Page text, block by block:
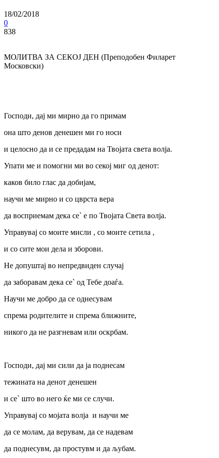
18/02/2018
0
838
МОЛИТВА ЗА СЕКОЈ ДЕН (Преподобен Филарет
Московски)
Господи, дај ми мирно да го примам
она што денов денешен ми го носи
и целосно да и се предадам на Твојата света волја.
Упати ме и помогни ми во секој миг од денот:
каков било глас да добијам,
научи ме мирно и со цврста вера
да восприемам дека се` е по Твојата Света волја.
Управувај со моите мисли , со моите сетила ,
и со сите мои дела и зборови.
Не допуштај во непредвиден случај
да заборавам дека се` од Тебе доаѓа.
Научи ме добро да се однесувам
спрема родителите и спрема ближните,
никого да не разгневам или оскрбам.
Господи, дај ми сили да ја поднесам
тежината на денот денешен
и се` што во него ќе ми се случи.
Управувај со мојата волја и научи ме
да се молам, да верувам, да се надевам
да поднесувм, да простувм и да љубам.